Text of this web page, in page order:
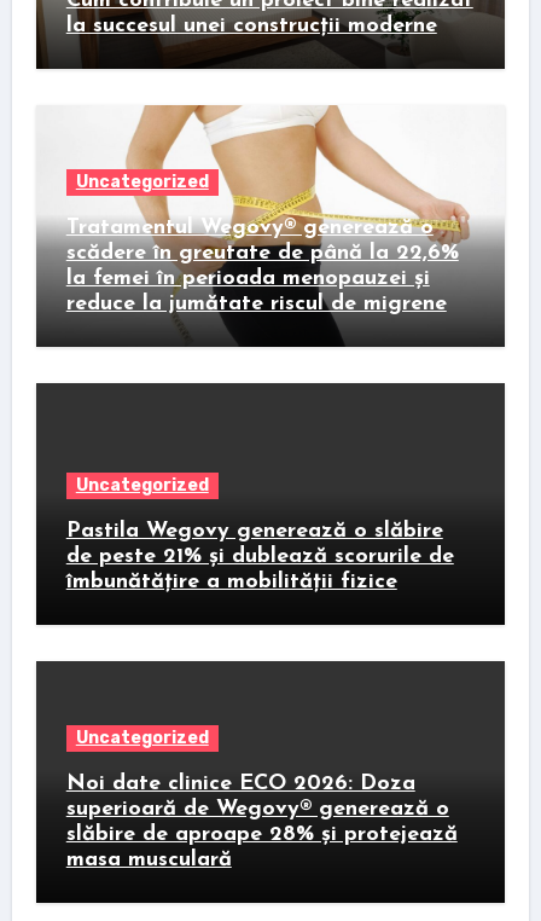
la succesul unei construcții moderne
Uncategorized
Tratamentul Wegovy® generează o
scădere în greutate de până la 22,6%
la femei în perioada menopauzei și
reduce la jumătate riscul de migrene
Uncategorized
Pastila Wegovy generează o slăbire
de peste 21% și dublează scorurile de
îmbunătățire a mobilității fizice
Uncategorized
Noi date clinice ECO 2026: Doza
superioară de Wegovy® generează o
slăbire de aproape 28% și protejează
masa musculară